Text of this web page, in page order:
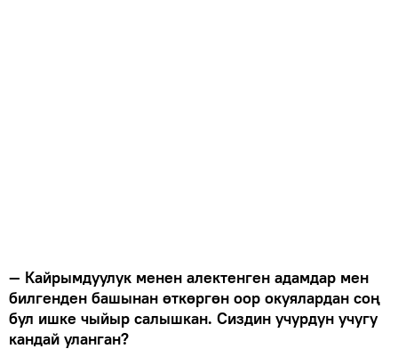
— Кайрымдуулук менен алектенген адамдар мен
билгенден башынан өткөргөн оор окуялардан соң
бул ишке чыйыр салышкан. Сиздин учурдун учугу
кандай уланган?